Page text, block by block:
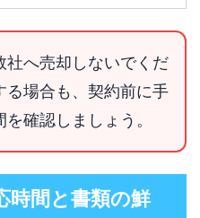
社へ売却しないでくだ
る場合も、契約前に手
確認しましょう。
時間と書類の鮮